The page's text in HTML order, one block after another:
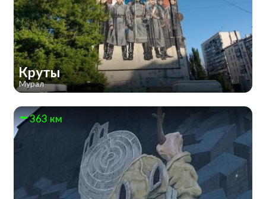
Круты
Мурал
363 км